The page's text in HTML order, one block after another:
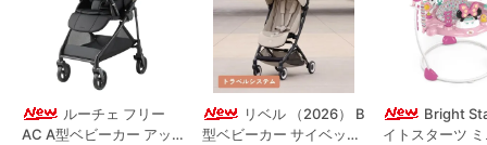
ルーチェ フリー
AC A型ベビーカー アッ
リベル （2026） B
型ベビーカー サイベック
Bright
イトスターツ